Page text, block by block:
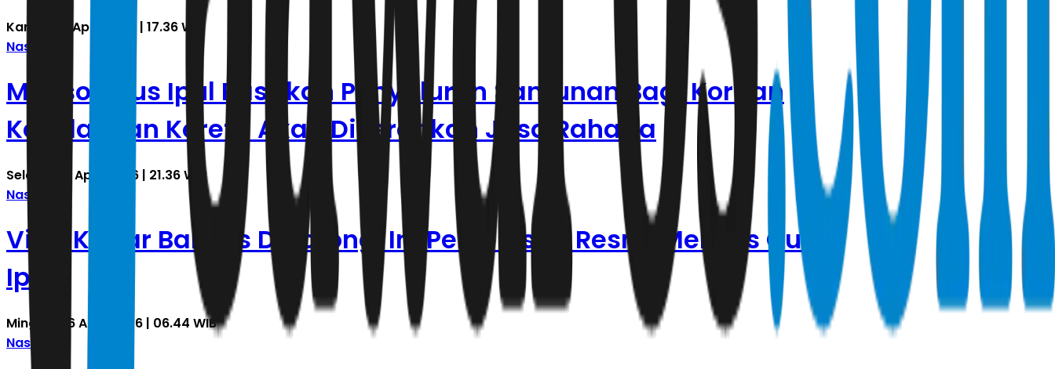
Kamis, 30 April 2026 | 17.36 WIB
Nasional
Mensos Gus Ipul Pastikan Penyaluran Santunan Bagi Korban
Kecelakaan Kereta Akan Diserahkan Jasa Raharja
Selasa, 28 April 2026 | 21.36 WIB
Nasional
Viral Kabar Bansos Dipotong, Ini Penjelasan Resmi Mensos Gus
Ipul
Minggu, 26 April 2026 | 06.44 WIB
Nasional